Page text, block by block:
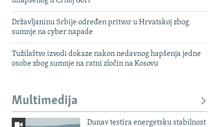
Državljaninu Srbije određen pritvor u Hrvatskoj zbog
sumnje na cyber napade
Tužilaštvo izvodi dokaze nakon nedavnog hapšenja jedne
osobe zbog sumnje na ratni zločin na Kosovu
Multimedija
Dunav testira energetsku stabilnost